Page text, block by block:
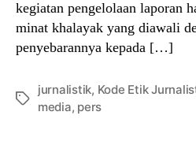
kegiatan pengelolaan laporan
minat khalayak yang diawali
penyebarannya kepada […]
Tags
jurnalistik, Kode Etik
media, pers